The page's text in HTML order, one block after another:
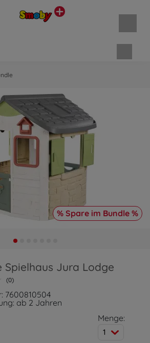
% Spare im Bundle %
Spielhaus Jura Lodge
(0)
7600810504
ab 2 Jahren
Menge:
1